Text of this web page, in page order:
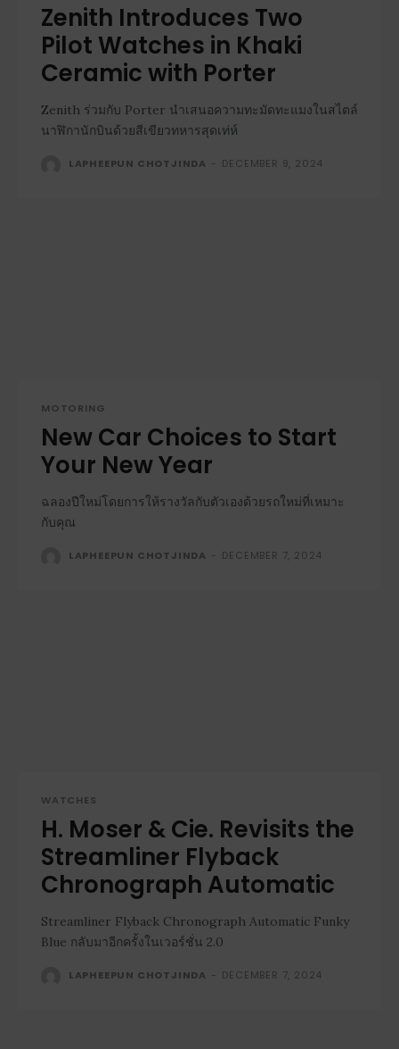
Zenith Introduces Two
Pilot Watches in Khaki
Ceramic with Porter
Zenith ร่วมกับ Porter นำเสนอความทะมัดทะแมงในสไตล์
นาฬิกานักบินด้วยสีเขียวทหารสุดเท่ห์
LAPHEEPUN CHOTJINDA - DECEMBER 9, 2024
MOTORING
New Car Choices to Start
Your New Year
ฉลองปีใหม่โดยการให้รางวัลกับตัวเองด้วยรถใหม่ที่เหมาะ
กับคุณ
LAPHEEPUN CHOTJINDA - DECEMBER 7, 2024
WATCHES
H. Moser & Cie. Revisits the
Streamliner Flyback
Chronograph Automatic
Streamliner Flyback Chronograph Automatic Funky
Blue กลับมาอีกครั้งในเวอร์ชั่น 2.0
LAPHEEPUN CHOTJINDA - DECEMBER 7, 2024